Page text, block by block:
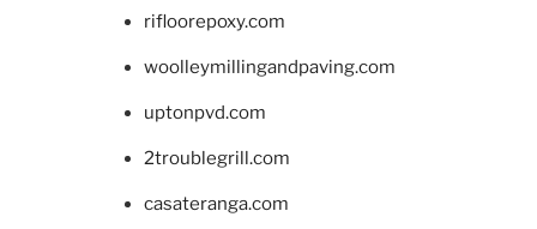
rifloorepoxy.com
woolleymillingandpaving.com
uptonpvd.com
2troublegrill.com
casateranga.com